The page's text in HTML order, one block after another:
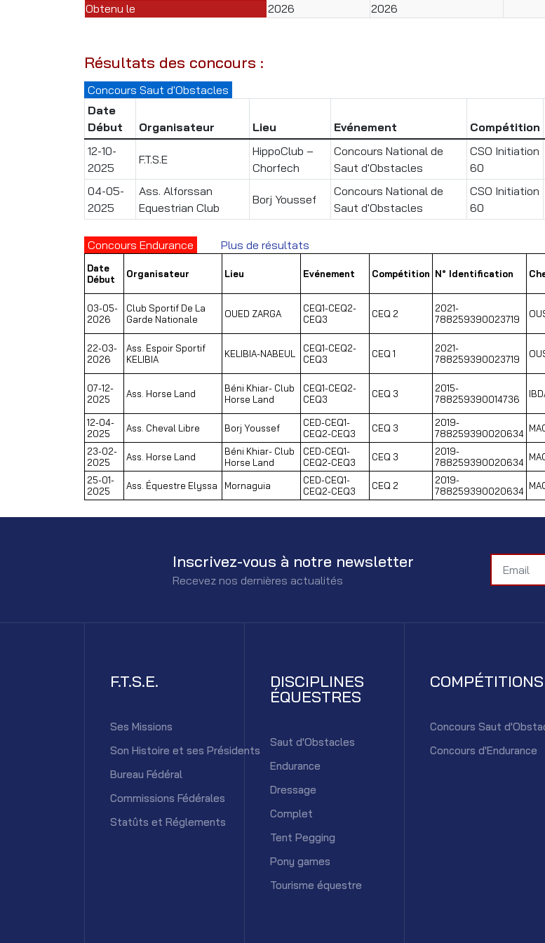
Obtenu le
2026 2026
Résultats des concours :
Concours Saut d'Obstacles
Date
Début
Organisateur Lieu Evénement Compétition
12-10-
2025
F.T.S.E
HippoClub –
Chorfech
Concours National de
Saut d'Obstacles
CSO Initiation
60
04-05-
2025
Ass. Alforssan
Equestrian Club
Borj Youssef
Concours National de
Saut d'Obstacles
CSO Initiation
60
Concours Endurance Plus de résultats
Date
Début
Organisateur Lieu Evénement Compétition N° Identification
03-05-
2026
Club Sportif De La
Garde Nationale
OUED ZARGA
CEQ1-CEQ2-
CEQ3
CEQ 2
2021-
788259390023719
22-03-
2026
Ass. Espoir Sportif
KELIBIA
KELIBIA-NABEUL
CEQ1-CEQ2-
CEQ3
CEQ 1
2021-
788259390023719
07-12-
2025
Ass. Horse Land
Béni Khiar- Club
Horse Land
CEQ1-CEQ2-
CEQ3
CEQ 3
2015-
788259390014736
12-04-
2025
Ass. Cheval Libre Borj Youssef
CED-CEQ1-
CEQ2-CEQ3
CEQ 3
2019-
788259390020634
23-02-
2025
Ass. Horse Land
Béni Khiar- Club
Horse Land
CED-CEQ1-
CEQ2-CEQ3
CEQ 3
2019-
788259390020634
25-01-
2025
Ass. Équestre Elyssa Mornaguia
CED-CEQ1-
CEQ2-CEQ3
CEQ 2
2019-
788259390020634
Inscrivez-vous à notre newsletter
Recevez nos dernières actualités
F.T.S.E.
Ses Missions
Son Histoire et ses Présidents
Bureau Fédéral
Commissions Fédérales
Statûts et Réglements
DISCIPLINES
ÉQUESTRES
Saut d'Obstacles
Endurance
Dressage
Complet
Tent Pegging
Pony games
Tourisme équestre
COMPÉTITIONS
Concours Saut
Concours d'Endurance